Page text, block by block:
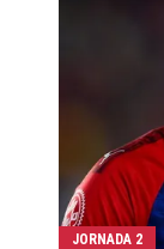
JORNADA 2